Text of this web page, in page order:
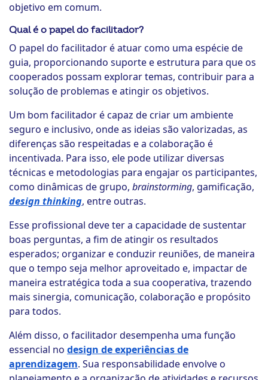
objetivo em comum.
Qual é o papel do facilitador?
O papel do facilitador é atuar como uma espécie de
guia, proporcionando suporte e estrutura para que os
cooperados possam explorar temas, contribuir para a
solução de problemas e atingir os objetivos.
Um bom facilitador é capaz de criar um ambiente
seguro e inclusivo, onde as ideias são valorizadas, as
diferenças são respeitadas e a colaboração é
incentivada. Para isso, ele pode utilizar diversas
técnicas e metodologias para engajar os participantes,
como dinâmicas de grupo, brainstorming, gamificação,
design thinking, entre outras.
Esse profissional deve ter a capacidade de sustentar
boas perguntas, a fim de atingir os resultados
esperados; organizar e conduzir reuniões, de maneira
que o tempo seja melhor aproveitado e, impactar de
maneira estratégica toda a sua cooperativa, trazendo
mais sinergia, comunicação, colaboração e propósito
para todos.
Além disso, o facilitador desempenha uma função
essencial no design de experiências de
aprendizagem. Sua responsabilidade envolve o